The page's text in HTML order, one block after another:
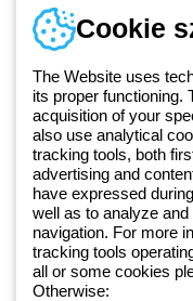
Since 2025, Beghelli has
GEWISS LightZone
lighting solutions that
professionals and end
about GEWISS
Telefonszám
Hétfőtől-péntekig: 8.00-
1 951 3194
Cookie
The Website uses
its proper functioning.
acquisition of your
also use analytical
tracking tools, both
advertising and
have expressed
well as to analyze
navigation. For more
tracking tools
all or some cookies
Otherwise: